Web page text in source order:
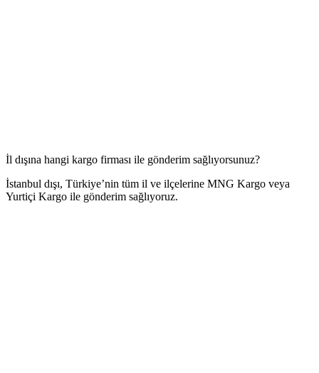
İl dışına hangi kargo firması ile gönderim sağlıyorsunuz?
İstanbul dışı, Türkiye’nin tüm il ve ilçelerine MNG Kargo veya
Yurtiçi Kargo ile gönderim sağlıyoruz.